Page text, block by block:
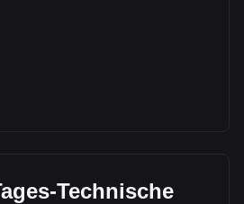
Technische